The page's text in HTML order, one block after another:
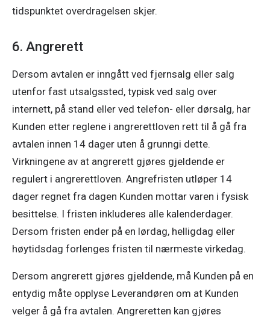
tidspunktet overdragelsen skjer.
6. Angrerett
Dersom avtalen er inngått ved fjernsalg eller salg
utenfor fast utsalgssted, typisk ved salg over
internett, på stand eller ved telefon- eller dørsalg, har
Kunden etter reglene i angrerettloven rett til å gå fra
avtalen innen 14 dager uten å grunngi dette.
Virkningene av at angrerett gjøres gjeldende er
regulert i angrerettloven. Angrefristen utløper 14
dager regnet fra dagen Kunden mottar varen i fysisk
besittelse. I fristen inkluderes alle kalenderdager.
Dersom fristen ender på en lørdag, helligdag eller
høytidsdag forlenges fristen til nærmeste virkedag.
Dersom angrerett gjøres gjeldende, må Kunden på en
entydig måte opplyse Leverandøren om at Kunden
velger å gå fra avtalen. Angreretten kan gjøres